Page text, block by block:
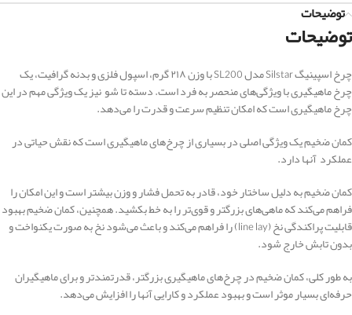
توضیحات
توضیحات
چرخ اسپینیگ Silstar مدل SL200 با وزن ۲۱۸ گرم، اسپول فلزی و بدنه گرافیت، یک
چرخ ماهیگیری با ویژگی‌های منحصر به فرد است. دسته تا شو نیز یک ویژگی مهم در این
چرخ ماهیگیری است که امکان تنظیم سرعت و قدرت را می‌دهد.
کمان ضخیم یک ویژگی اصلی در بسیاری از چرخ‌های ماهیگیری است که نقش حیاتی در
عملکرد آنها دارد.
کمان ضخیم به دلیل ساختار خود، قادر به تحمل فشار و وزن بیشتر است و این امکان را
فراهم می‌کند که ماهی‌های بزرگتر و قوی‌تر را به خط بکشید. همچنین، کمان ضخیم بهبود
قابلیت پراکندگی نخ (line lay) را فراهم می‌کند و باعث می‌شود نخ به صورت یکنواخت و
بدون تابش خارج شود.
به طور کلی، کمان ضخیم در چرخ‌های ماهیگیری بزرگتر، قدرتمندتر و برای ماهیگیران
حرفه‌ای بسیار موثر است و بهبود عملکرد و کارایی آنها را افزایش می‌دهد.